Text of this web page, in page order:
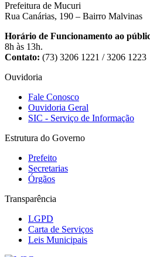
Prefeitura de Mucuri
Rua Canárias, 190 – Bairro Malvinas
Horário de Funcionamento ao
8h às 13h.
Contato: (73) 3206 1221 / 3206 1223
Ouvidoria
Fale Conosco
Ouvidoria Geral
SIC - Serviço de Informação
Estrutura do Governo
Prefeito
Secretarias
Órgãos
Transparência
LGPD
Carta de Serviços
Leis Municipais